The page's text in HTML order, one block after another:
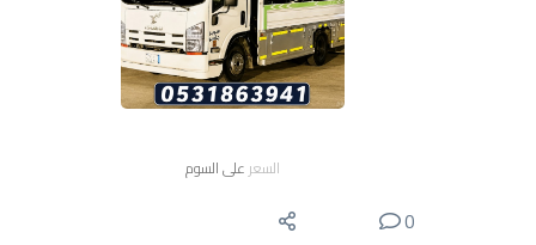
السعر على السوم
0